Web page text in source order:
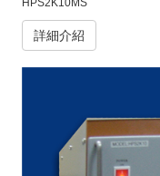
HPS2K10MS
詳細介紹